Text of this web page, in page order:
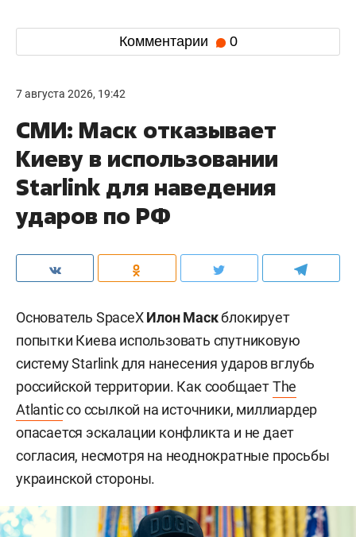
Комментарии 0
7 августа 2026, 19:42
СМИ: Маск отказывает
Киеву в использовании
Starlink для наведения
ударов по РФ
Основатель SpaceXИлон Маскблокирует
попытки Киева использовать спутниковую
систему Starlink для нанесения ударов вглубь
российской территории. Как сообщаетThe
Atlanticсо ссылкой на источники, миллиардер
опасается эскалации конфликта и не дает
согласия, несмотря на неоднократные просьбы
украинской стороны.